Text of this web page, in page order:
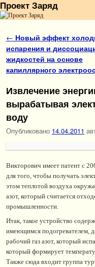
Проект Заряд
Навигация по
← Новый эффект
испарения и
жидкостей на основе
капиллярного
Извлечение
вырабатывая
воду
Опубликовано 14.04.2011
Викторович имеет патент с
для того, чтобы получать
этом теплотой воздуха
азот, который считается
промышленности.
Итак, такое устройство
имеющимся подогревателем,
рабочий газ азот, который
который формирует
Также сюда входит группа